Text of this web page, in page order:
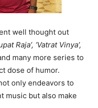
well thought out
Raja’, ‘Vatrat Vinya’,
many more series to
dose of humor.
only endeavors to
music but also make